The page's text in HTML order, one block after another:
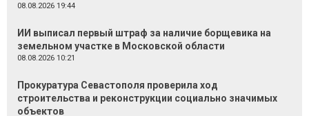
08.08.2026 19:44
ИИ выписал первый штраф за наличие борщевика на
земельном участке в Московской области
08.08.2026 10:21
Прокуратура Севастополя проверила ход
строительства и реконструкции социально значимых
объектов